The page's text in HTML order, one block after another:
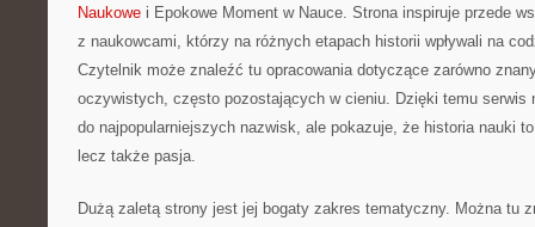
Naukowe i Epokowe Moment w Nauce. Strona inspiruje przede
z naukowcami, którzy na różnych etapach historii wpływali na
Czytelnik może znaleźć tu opracowania dotyczące zarówno
oczywistych, często pozostających w cieniu. Dzięki temu serwis
do najpopularniejszych nazwisk, ale pokazuje, że historia nauki
lecz także pasja.
Dużą zaletą strony jest jej bogaty zakres tematyczny. Można tu